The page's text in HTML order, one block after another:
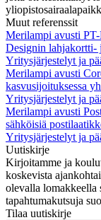
Muut referenssit
Merilampi avusti
Designin lahjakortti-
Yritysjärjestelyt ja
Merilampi avusti
kasvusijoituksessa
Yritysjärjestelyt ja
Merilampi avusti
sähköisiä
Yritysjärjestelyt ja
Uutiskirje
Kirjoitamme ja
koskevista
olevalla lomakkeella
tapahtumakutsuja
Tilaa uutiskirje